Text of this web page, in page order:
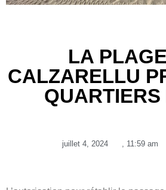
LA
CALZARELLU
QUARTIERS
juillet 4, 2024 , 11:59 am